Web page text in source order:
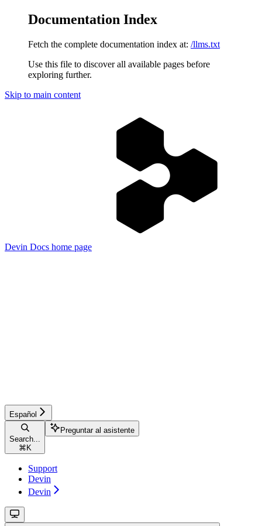
Documentation Index
Fetch the complete documentation index at: /llms.txt
Use this file to discover all available pages before
exploring further.
Skip to main content
Devin Docs home page
Español
Search...
⌘ K
Preguntar al asistente
Support
Devin
Devin